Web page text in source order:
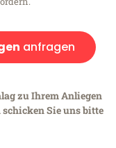
anfragen
zu Ihrem Anliegen
Sie uns bitte